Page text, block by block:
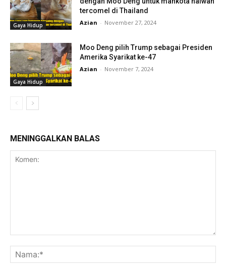
Gaya Hidup
tercomel di Thailand
Azian - November 27, 2024
Gaya Hidup
Moo Deng pilih Trump sebagai Presiden
Amerika Syarikat ke-47
Azian - November 7, 2024
MENINGGALKAN BALAS